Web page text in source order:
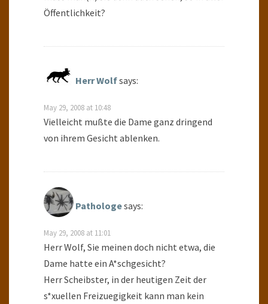
Öffentlichkeit?
Herr Wolfsays:
May 29, 2008 at 10:48
Vielleicht mußte die Dame ganz dringend
von ihrem Gesicht ablenken.
Pathologesays:
May 29, 2008 at 11:01
Herr Wolf, Sie meinen doch nicht etwa, die
Dame hatte ein A*schgesicht?
Herr Scheibster, in der heutigen Zeit der
s*xuellen Freizuegigkeit kann man kein